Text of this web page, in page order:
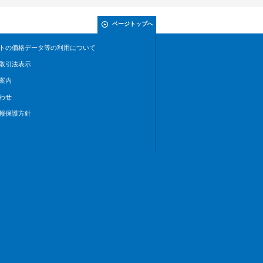
ページトップへ
の価格データ等の利用について
引法表示
内
せ
保護方針